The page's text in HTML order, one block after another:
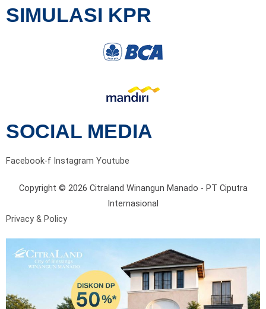
SIMULASI KPR
SOCIAL MEDIA
Facebook-f Instagram Youtube
Copyright © 2026 Citraland Winangun Manado - PT Ciputra
Internasional
Privacy & Policy